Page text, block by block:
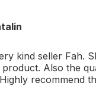
kind seller Fah.
Also the
recommend